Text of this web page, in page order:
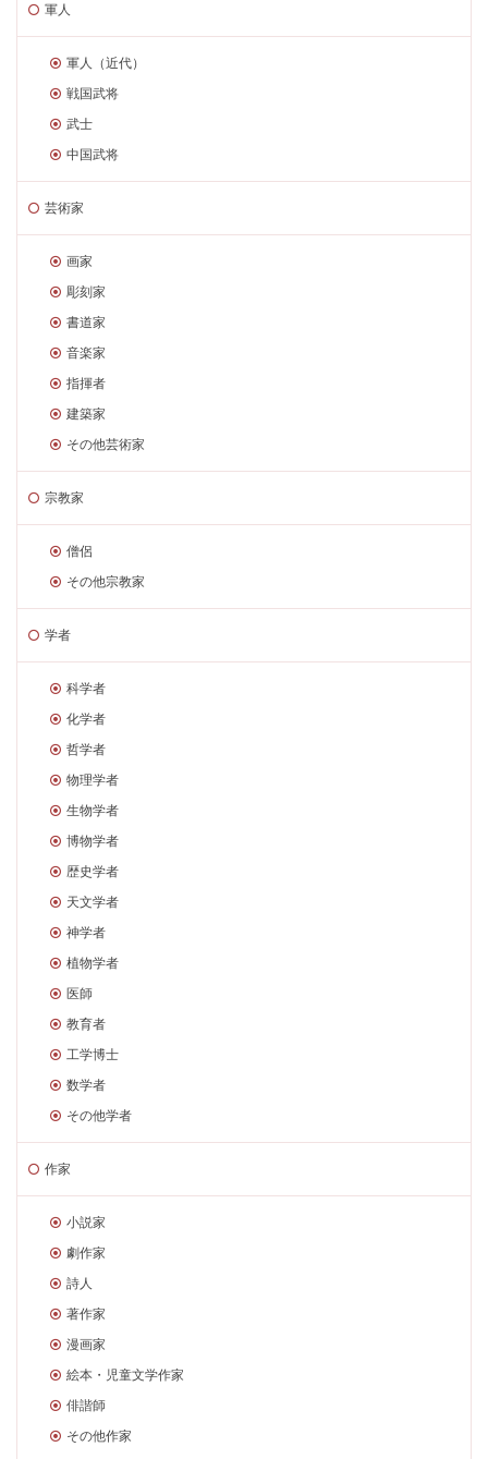
軍人
軍人（近代）
戦国武将
武士
中国武将
芸術家
画家
彫刻家
書道家
音楽家
指揮者
建築家
その他芸術家
宗教家
僧侶
その他宗教家
学者
科学者
化学者
哲学者
物理学者
生物学者
博物学者
歴史学者
天文学者
神学者
植物学者
医師
教育者
工学博士
数学者
その他学者
作家
小説家
劇作家
詩人
著作家
漫画家
絵本・児童文学作家
俳諧師
その他作家